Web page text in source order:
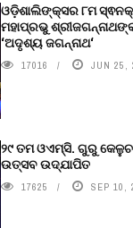
ଓଡ଼ିଶାଲିଙ୍କ୍ସର ୮ମ
ମହାପ୍ରଭୁ
‘ଅଦୃଶ୍ୟ ଜଗନ୍ନାଥ‘
17016 JUN 25,
୨୯ ତମ ଓଏମ୍‌ସି. ଗୁରୁ
ଉତ୍ସବ ଉଦ୍‍ଯାପିତ
17625 SEP 10,